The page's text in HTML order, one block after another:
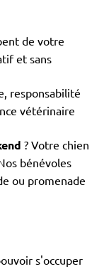
de votre
et sans
responsabilité
vétérinaire
? Votre chien
bénévoles
ou promenade
s'occuper